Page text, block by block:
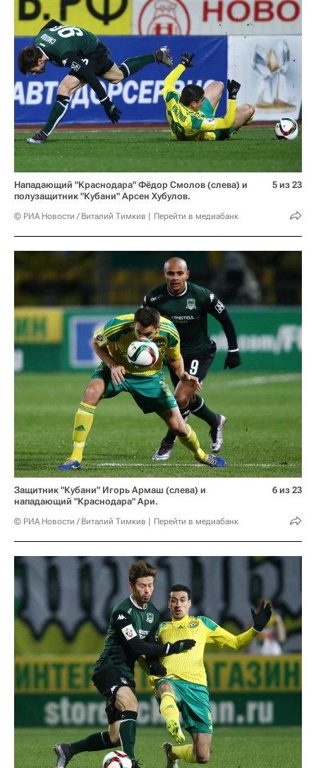
Нападающий "Краснодара" Фёдор Смолов (слева) и
полузащитник "Кубани" Арсен Хубулов.
© РИА Новости / Виталий Тимкив Перейти в медиабанк
5 из 23
Защитник "Кубани" Игорь Армаш (слева) и
нападающий "Краснодара" Ари.
© РИА Новости / Виталий Тимкив Перейти в медиабанк
6 из 23